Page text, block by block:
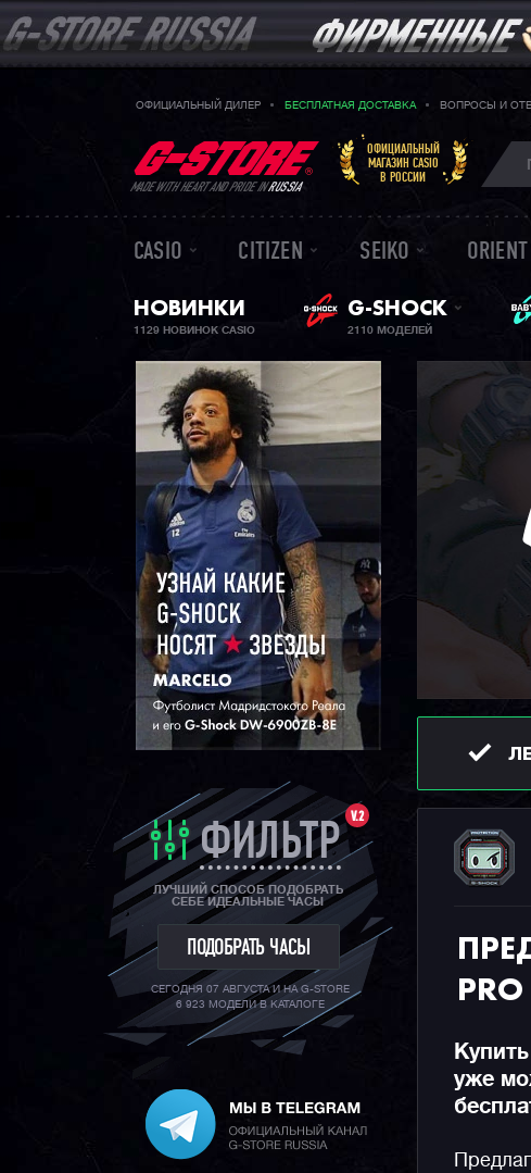
ОФИЦИАЛЬНЫЙ ДИЛЕР БЕСПЛАТНАЯ ДОСТАВКА ВОПРОСЫ И
MADE WITH HEART AND PRIDE INRUSSIA
ОФИЦИАЛЬНЫЙ
МАГАЗИН CASIO
В РОССИИ
CASIO CITIZEN SEIKO ORIENT
НОВИНКИ
1129 НОВИНОК CASIO
G-SHOCK
2110 МОДЕЛЕЙ
V.2
ФИЛЬТР
ЛУЧШИЙ СПОСОБ ПОДОБРАТЬ
СЕБЕ ИДЕАЛЬНЫЕ ЧАСЫ
ПОДОБРАТЬ ЧАСЫ
СЕГОДНЯ 07 АВГУСТА И НА G-STORE
6 923 МОДЕЛИ В КАТАЛОГЕ
уже